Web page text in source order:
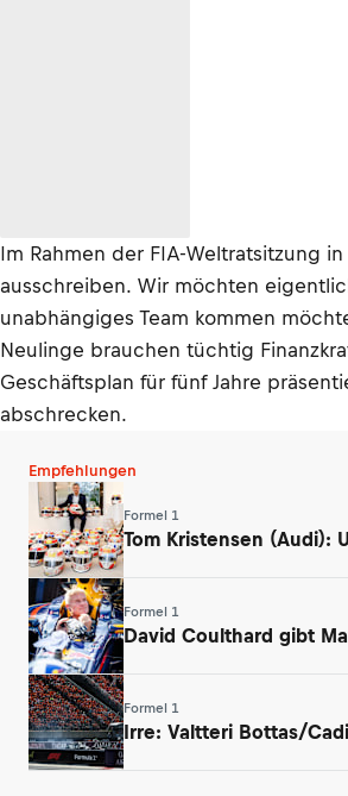
Im Rahmen der FIA-Weltratsitzung
ausschreiben. Wir möchten
unabhängiges Team kommen
Neulinge brauchen tüchtig
Geschäftsplan für fünf Jahre
abschrecken.
Empfehlungen
Formel 1
Tom Kristensen (Audi):
Formel 1
David Coulthard gibt
Formel 1
Irre: Valtteri Bottas/